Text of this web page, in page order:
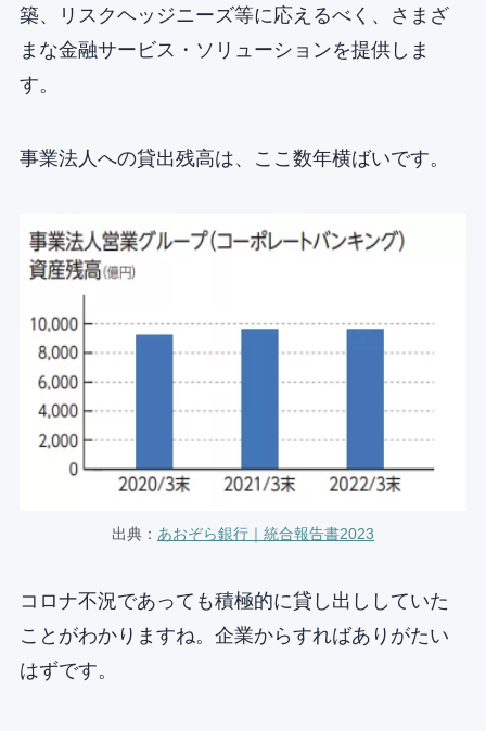
築、リスクヘッジニーズ等に応えるべく、さまざ
まな金融サービス・ソリューションを提供しま
す。
事業法人への貸出残高は、ここ数年横ばいです。
出典： あおぞら銀行｜統合報告書2023
コロナ不況であっても積極的に貸し出ししていた
ことがわかりますね。企業からすればありがたい
はずです。